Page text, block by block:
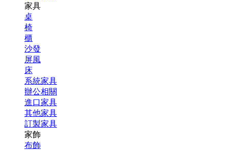
家具
桌
椅
櫃
沙發
屏風
床
系統家具
辦公相關
進口家具
其他家具
訂製家具
家飾
布飾